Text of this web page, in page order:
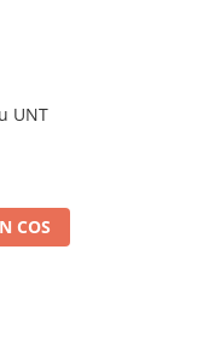
UNT
COS